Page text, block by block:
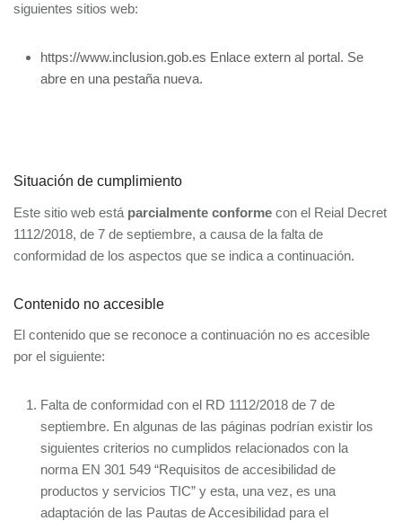
siguientes sitios web:
https://www.inclusion.gob.es Enlace extern al portal. Se
abre en una pestaña nueva.
Situación de cumplimiento
Este sitio web está parcialmente conforme con el Reial Decret
1112/2018, de 7 de septiembre, a causa de la falta de
conformidad de los aspectos que se indica a continuación.
Contenido no accesible
El contenido que se reconoce a continuación no es accesible
por el siguiente:
Falta de conformidad con el RD 1112/2018 de 7 de
septiembre. En algunas de las páginas podrían existir los
siguientes criterios no cumplidos relacionados con la
norma EN 301 549 “Requisitos de accesibilidad de
productos y servicios TIC” y esta, una vez, es una
adaptación de las Pautas de Accesibilidad para el